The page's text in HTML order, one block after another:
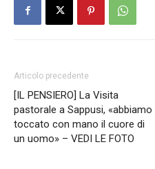
Articolo precedente
[IL PENSIERO] La Visita
pastorale a Sappusi, «abbiamo
toccato con mano il cuore di
un uomo» – VEDI LE FOTO